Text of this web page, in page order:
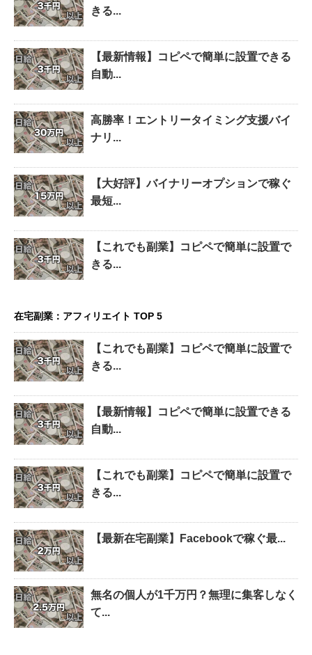
きる...
【最新情報】コピペで簡単に設置できる
自動...
高勝率！エントリータイミング支援バイ
ナリ...
【大好評】バイナリーオプションで稼ぐ
最短...
【これでも副業】コピペで簡単に設置で
きる...
在宅副業：アフィリエイト TOP 5
【これでも副業】コピペで簡単に設置で
きる...
【最新情報】コピペで簡単に設置できる
自動...
【これでも副業】コピペで簡単に設置で
きる...
【最新在宅副業】Facebookで稼ぐ最...
無名の個人が1千万円？無理に集客しなく
て...